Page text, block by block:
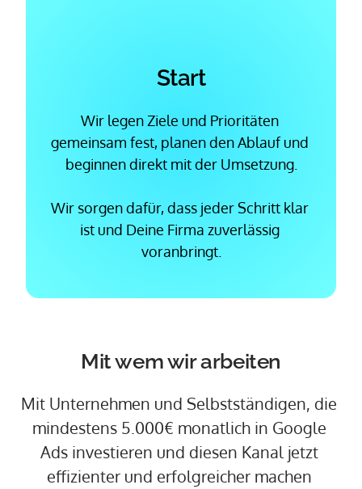
Start
Wir legen Ziele und Prioritäten
gemeinsam fest, planen den Ablauf und
beginnen direkt mit der Umsetzung.
Wir sorgen dafür, dass jeder Schritt klar
ist und Deine Firma zuverlässig
voranbringt.
Mit wem wir arbeiten
Mit Unternehmen und Selbstständigen,
mindestens 5.000€ monatlich in
Ads investieren und diesen Kanal
jetzt
effizienter und erfolgreicher